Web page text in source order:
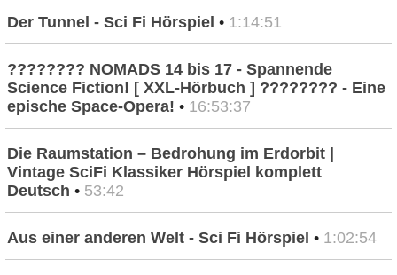
Der Tunnel - Sci Fi Hörspiel • 1:14:51
???????? NOMADS 14 bis 17 - Spannende
Science Fiction! [ XXL-Hörbuch ] ???????? - Eine
epische Space-Opera! • 16:53:37
Die Raumstation – Bedrohung im Erdorbit |
Vintage SciFi Klassiker Hörspiel komplett
Deutsch • 53:42
Aus einer anderen Welt - Sci Fi Hörspiel • 1:02:54